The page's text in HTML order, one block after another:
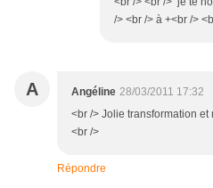
/> <br /> à +<br />
A Angéline 28/03/2011 17:32
<br /> Jolie transformation
<br />
Répondre